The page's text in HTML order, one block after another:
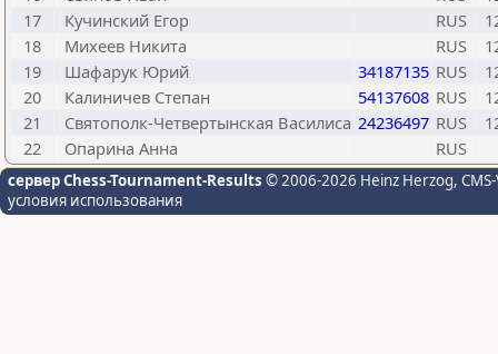
17
Кучинский Егор RUS
18
Михеев Никита RUS
19
Шафарук Юрий 34187135 RUS
20
Калиничев Степан 54137608 RUS
21
Святополк-Четвертынская Василиса 24236497 RUS
22
Опарина Анна RUS
сервер Chess-Tournament-Results © 2006-2026 Heinz Herzog,
условия использования